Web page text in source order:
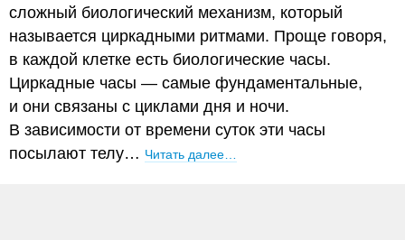
сложный биологический механизм, который
называется циркадными ритмами. Проще говоря,
в каждой клетке есть биологические часы.
Циркадные часы — самые фундаментальные,
и они связаны с циклами дня и ночи.
В зависимости от времени суток эти часы
посылают телу… Читать далее…